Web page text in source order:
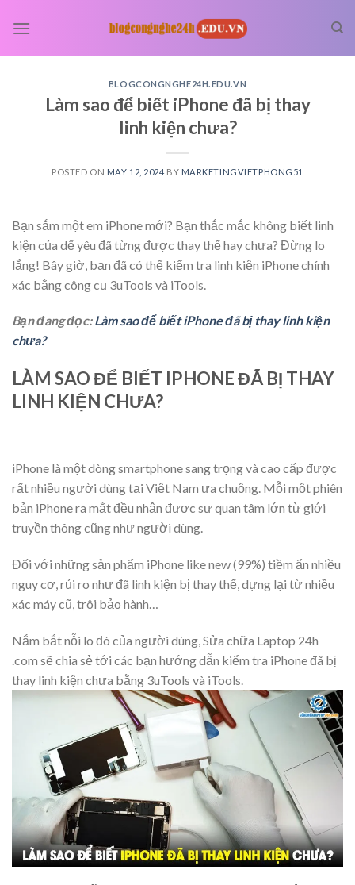
BLOGCONGNGHE24H.EDU.VN
Làm sao để biết iPhone đã bị thay
linh kiện chưa?
POSTED ON MAY 12, 2024 BY MARKETINGVIETPHONG51
Bạn sắm một em iPhone mới? Bạn thắc mắc không biết linh
kiện của dế yêu đã từng được thay thế hay chưa? Đừng lo
lắng! Bây giờ, bạn đã có thể kiểm tra linh kiện iPhone chính
xác bằng công cụ 3uTools và iTools.
Bạn đang đọc:Làm sao để biết iPhone đã bị thay linh kiện
chưa?
LÀM SAO ĐỂ BIẾT IPHONE ĐÃ BỊ THAY
LINH KIỆN CHƯA?
iPhone là một dòng smartphone sang trọng và cao cấp được
rất nhiều người dùng tại Việt Nam ưa chuộng. Mỗi một phiên
bản iPhone ra mắt đều nhận được sự quan tâm lớn từ giới
truyền thông cũng như người dùng.
Đối với những sản phẩm iPhone like new (99%) tiềm ẩn nhiều
nguy cơ, rủi ro như đã linh kiện bị thay thế, dựng lại từ nhiều
xác máy cũ, trôi bảo hành…
Nắm bắt nỗi lo đó của người dùng, Sửa chữa Laptop 24h
.com sẽ chia sẻ tới các bạn hướng dẫn kiểm tra iPhone đã bị
thay linh kiện chưa bằng 3uTools và iTools.